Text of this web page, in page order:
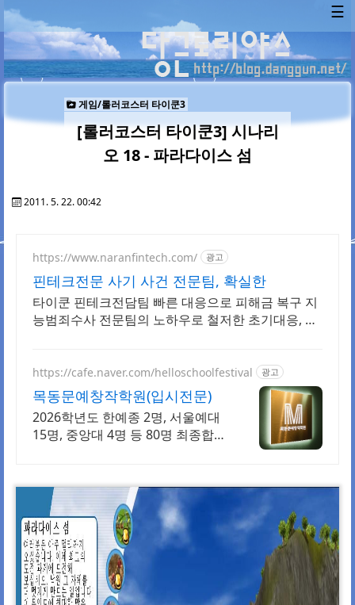
☰
게임/롤러코스터 타이쿤3
[롤러코스터 타이쿤3] 시나리
오 18 - 파라다이스 섬
2011. 5. 22. 00:42
https://www.naranfintech.com/ 광고
핀테크전문 사기 사건 전문팀, 확실한
타이쿤 핀테크전담팀 빠른 대응으로 피해금 복구 지
능범죄수사 전문팀의 노하우로 철저한 초기대응, 빠
https://cafe.naver.com/helloschoolfestival 광고
목동문예창작학원(입시전문)
2026학년도 한예종 2명, 서울예대
15명, 중앙대 4명 등 80명 최종합
원/대전분원